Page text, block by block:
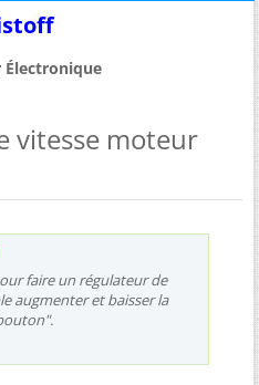
vitesse moteur
faire un régulateur de
augmenter et baisser la